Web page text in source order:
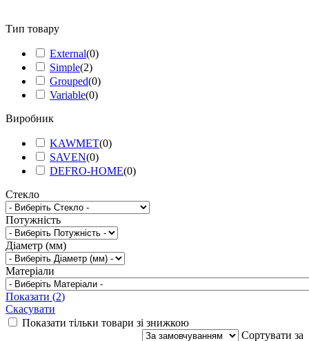
Тип товару
External(0)
Simple(2)
Grouped(0)
Variable(0)
Виробник
KAWMET(0)
SAVEN(0)
DEFRO-HOME(0)
Стекло
Потужність
Діаметр (мм)
Матеріали
Показати (2)
Скасувати
Показати тільки товари зі знижкою
Сортувати за